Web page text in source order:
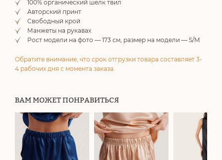
100% органический шелк твил
Авторский принт
Свободный крой
Манжеты на рукавах
Рост модели на фото — 173 см, размер на модели — S/M
Обратите внимание, что срок отгрузки товара составляет 3-
4 рабочих дня с момента заказа.
ВАМ МОЖЕТ ПОНРАВИТЬСЯ